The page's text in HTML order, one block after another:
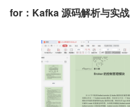
for：Kafka 源码解析与实战